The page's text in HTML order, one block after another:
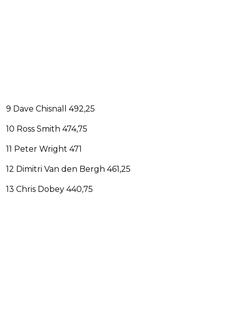
9 Dave Chisnall 492,25
10 Ross Smith 474,75
11 Peter Wright 471
12 Dimitri Van den Bergh 461,25
13 Chris Dobey 440,75